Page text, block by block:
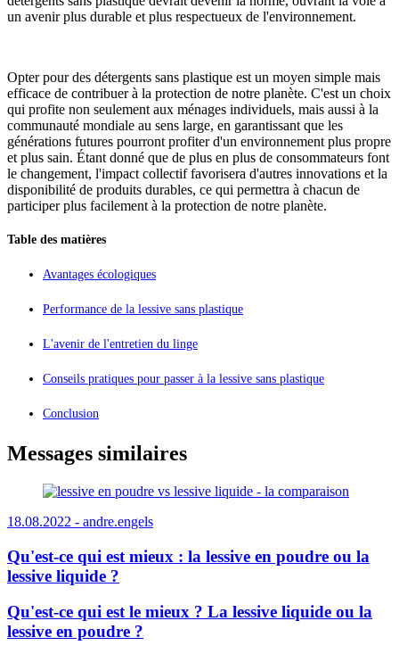
un avenir plus durable et plus respectueux de l'environnement.
Opter pour des détergents sans plastique est un moyen simple mais
efficace de contribuer à la protection de notre planète. C'est un choix
qui profite non seulement aux ménages individuels, mais aussi à la
communauté mondiale au sens large, en garantissant que les
générations futures pourront profiter d'un environnement plus propre
et plus sain. Étant donné que de plus en plus de consommateurs font
le changement, l'impact collectif favorisera d'autres innovations et la
disponibilité de produits durables, ce qui permettra à chacun de
participer plus facilement à la protection de notre planète.
Table des matières
Avantages écologiques
Performance de la lessive sans plastique
L'avenir de l'entretien du linge
Conseils pratiques pour passer à la lessive sans plastique
Conclusion
Messages similaires
18.08.2022 - andre.engels
Qu'est-ce qui est mieux : la lessive en poudre ou la
lessive liquide ?
Qu'est-ce qui est le mieux ? La lessive liquide ou la
lessive en poudre ?